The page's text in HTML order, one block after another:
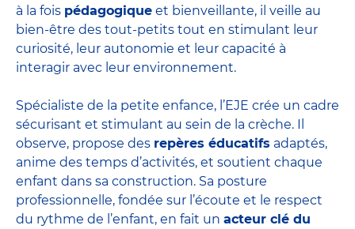
à la fois pédagogique et bienveillante, il veille au
bien-être des tout-petits tout en stimulant leur
curiosité, leur autonomie et leur capacité à
interagir avec leur environnement.
Spécialiste de la petite enfance, l’EJE crée un cadre
sécurisant et stimulant au sein de la crèche. Il
observe, propose des repères éducatifs adaptés,
anime des temps d’activités, et soutient chaque
enfant dans sa construction. Sa posture
professionnelle, fondée sur l’écoute et le respect
du rythme de l’enfant, en fait un acteur clé du